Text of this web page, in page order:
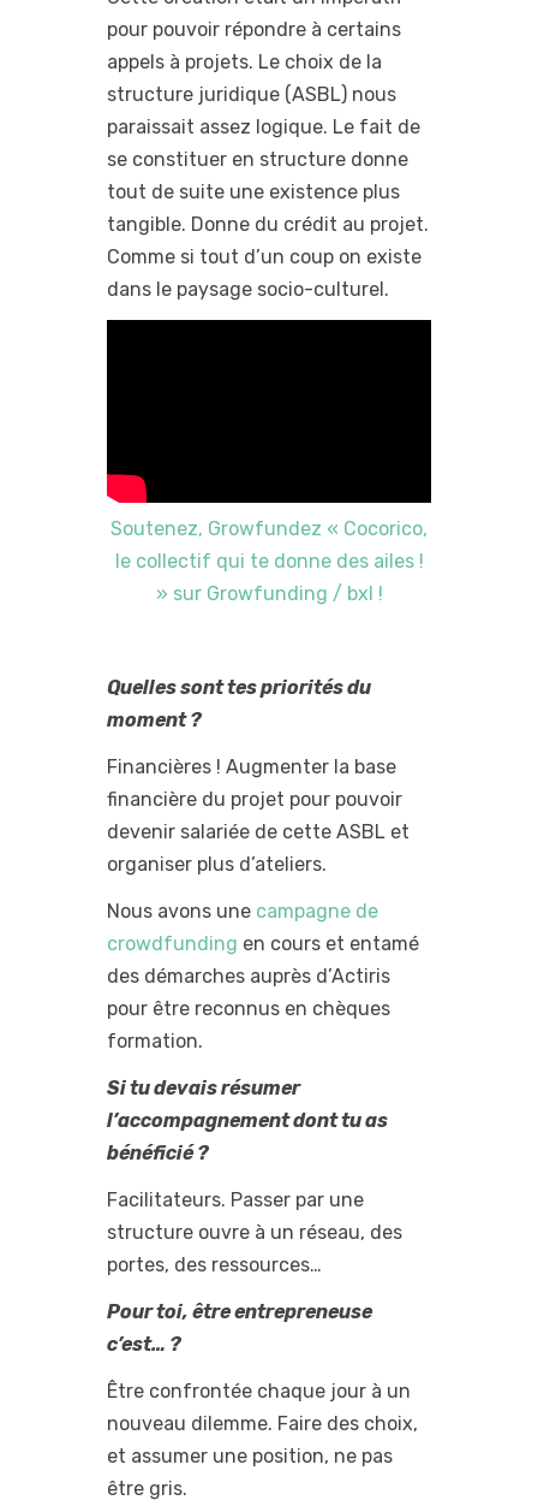
pour pouvoir répondre à certains
appels à projets. Le choix de la
structure juridique (ASBL) nous
paraissait assez logique. Le fait de
se constituer en structure donne
tout de suite une existence plus
tangible. Donne du crédit au projet.
Comme si tout d’un coup on existe
dans le paysage socio-culturel.
Soutenez, Growfundez « Cocorico,
le collectif qui te donne des ailes !
» sur Growfunding / bxl !
Quelles sont tes priorités du
moment ?
Financières ! Augmenter la base
financière du projet pour pouvoir
devenir salariée de cette ASBL et
organiser plus d’ateliers.
Nous avons une campagne de
crowdfunding en cours et entamé
des démarches auprès d’Actiris
pour être reconnus en chèques
formation.
Si tu devais résumer
l’accompagnement dont tu as
bénéficié ?
Facilitateurs. Passer par une
structure ouvre à un réseau, des
portes, des ressources…
Pour toi, être entrepreneuse
c’est… ?
Être confrontée chaque jour à un
nouveau dilemme. Faire des choix,
et assumer une position, ne pas
être gris.